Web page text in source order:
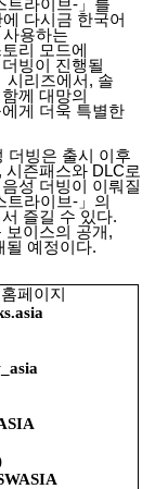
트라이브-」를
다시금 한국어
용하는
리 모드에
빙이 진행될
시리즈에서, 솔
께 대망의
게 더욱 특별한
더빙은 출시 이후
즌패스와 DLC로
성 더빙이 이뤄질
라이브-」의
즐길 수 있다.
보이스의 공개,
될 예정이다.
페이지